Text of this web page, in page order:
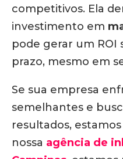
competitivos. Ela
investimento em
pode gerar um ROI
prazo, mesmo em
Se sua empresa
semelhantes e
resultados,
nossa agência de